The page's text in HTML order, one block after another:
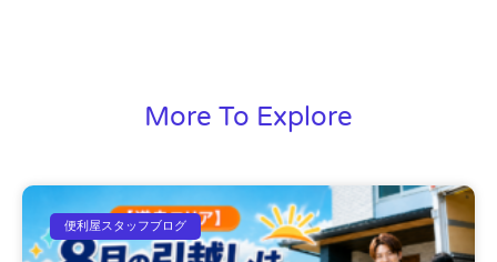
More To Explore
便利屋スタッフブログ